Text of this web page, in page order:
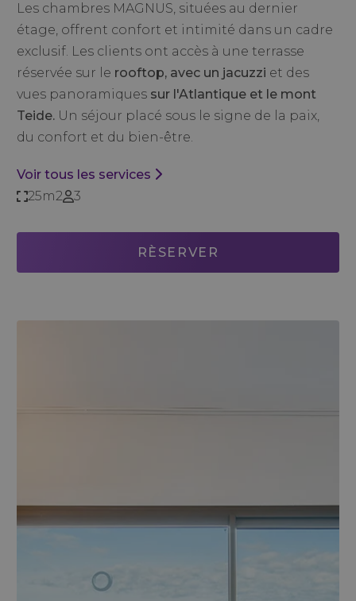
Les chambres MAGNUS, situées au dernier
étage, offrent confort et intimité dans un cadre
exclusif. Les clients ont accès à une terrasse
réservée sur le rooftop, avec un jacuzzi et des
vues panoramiques sur l'Atlantique et le mont
Teide. Un séjour placé sous le signe de la paix,
du confort et du bien-être.
Voir tous les services
25m2
3
RÈSERVER